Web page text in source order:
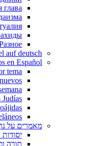
глава
auf deutsch
en Español
tema
Judías
מאמרים על
תורה